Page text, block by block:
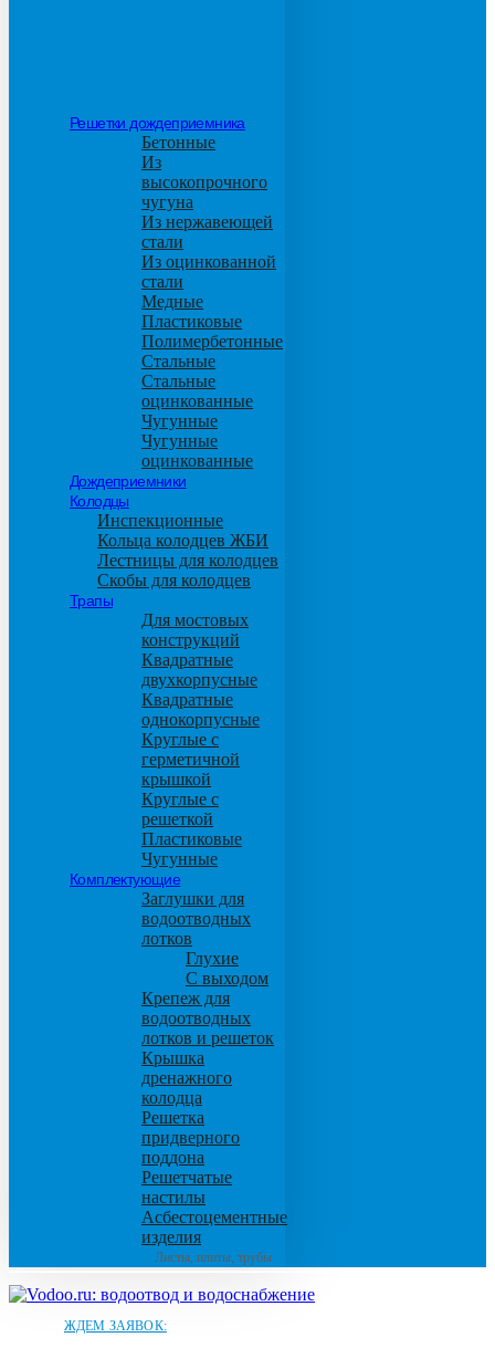
Решетки дождеприемника
Бетонные
Из
высокопрочного
чугуна
Из нержавеющей
стали
Из оцинкованной
стали
Медные
Пластиковые
Полимербетонные
Стальные
Стальные
оцинкованные
Чугунные
Чугунные
оцинкованные
Дождеприемники
Колодцы
Инспекционные
Кольца колодцев ЖБИ
Лестницы для колодцев
Скобы для колодцев
Трапы
Для мостовых
конструкций
Квадратные
двухкорпусные
Квадратные
однокорпусные
Круглые с
герметичной
крышкой
Круглые с
решеткой
Пластиковые
Чугунные
Комплектующие
Заглушки для
водоотводных
лотков
Глухие
С выходом
Крепеж для
водоотводных
лотков и решеток
Крышка
дренажного
колодца
Решетка
придверного
поддона
Решетчатые
настилы
Асбестоцементные
изделия
Листы, плиты, трубы
ЖДЕМ ЗАЯВОК: